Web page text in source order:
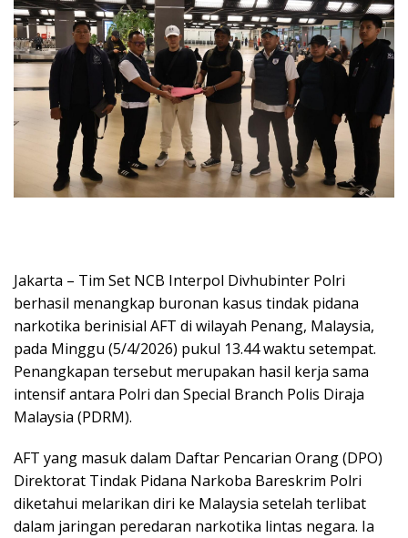
Jakarta – Tim Set NCB Interpol Divhubinter Polri
berhasil menangkap buronan kasus tindak pidana
narkotika berinisial AFT di wilayah Penang, Malaysia,
pada Minggu (5/4/2026) pukul 13.44 waktu setempat.
Penangkapan tersebut merupakan hasil kerja sama
intensif antara Polri dan Special Branch Polis Diraja
Malaysia (PDRM).
AFT yang masuk dalam Daftar Pencarian Orang (DPO)
Direktorat Tindak Pidana Narkoba Bareskrim Polri
diketahui melarikan diri ke Malaysia setelah terlibat
dalam jaringan peredaran narkotika lintas negara. Ia